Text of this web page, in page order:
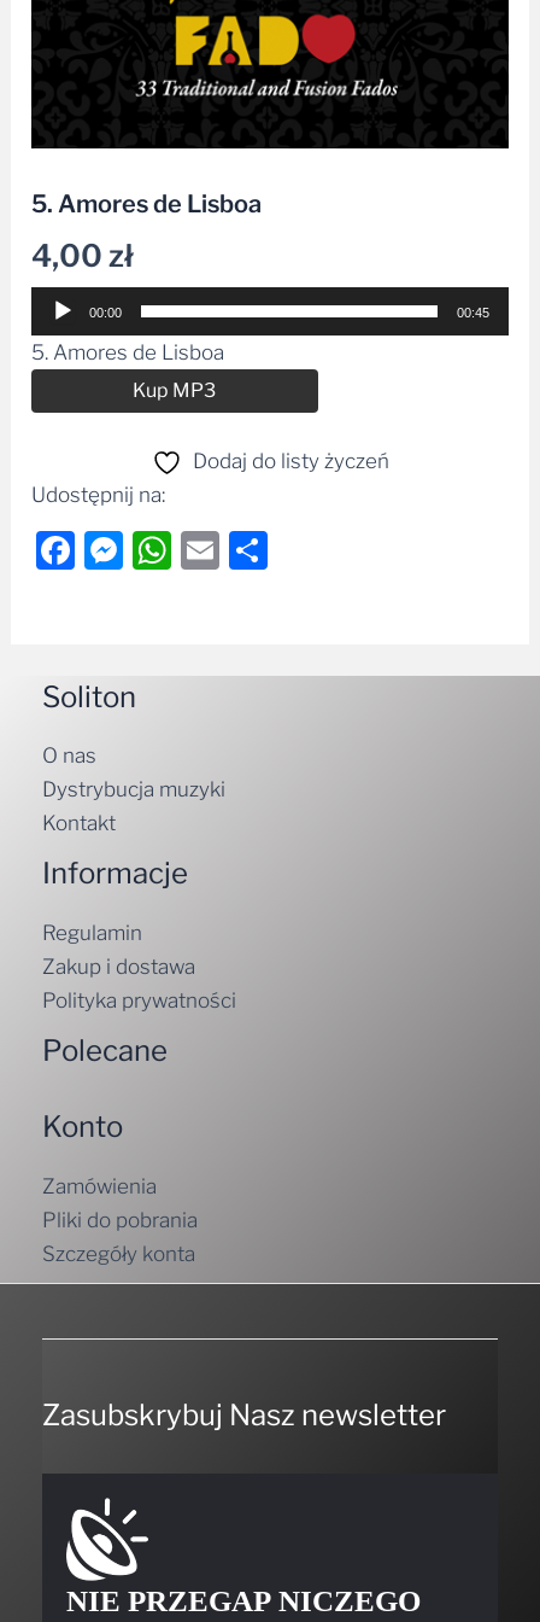
5. Amores de Lisboa
4,00zł
Odtwarzacz
plików
dźwiękowych
00:00 00:45
5. Amores de Lisboa
Kup MP3
Dodaj do listy życzeń
Udostępnij na:
Facebook
Messenger
WhatsApp
Email
Soliton
O nas
Dystrybucja muzyki
Kontakt
Informacje
Regulamin
Zakup i dostawa
Polityka prywatności
Polecane
Konto
Zamówienia
Pliki do pobrania
Szczegóły konta
Zasubskrybuj Nasz newsletter
NIE PRZEGAP NICZEGO